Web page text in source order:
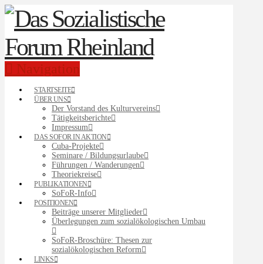
Navigation
STARTSEITE
ÜBER UNS
Der Vorstand des Kulturvereins
Tätigkeitsberichte
Impressum
DAS SOFOR IN AKTION
Cuba-Projekte
Seminare / Bildungsurlaube
Führungen / Wanderungen
Theoriekreise
PUBLIKATIONEN
SoFoR-Info
POSITIONEN
Beiträge unserer Mitglieder
Überlegungen zum sozialökologischen Umbau
SoFoR-Broschüre: Thesen zur
sozialökologischen Reform
LINKS